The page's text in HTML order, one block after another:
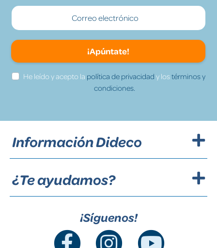
¡Apúntate!
He leído y acepto la política de privacidad y lostérminos y
condiciones.
Información Dideco
¿Te ayudamos?
¡Síguenos!